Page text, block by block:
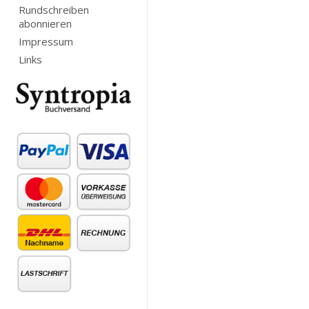
Rundschreiben
abonnieren
Impressum
Links